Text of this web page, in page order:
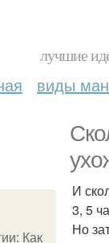
лучшие
виды
Как
И
3, 5
Но